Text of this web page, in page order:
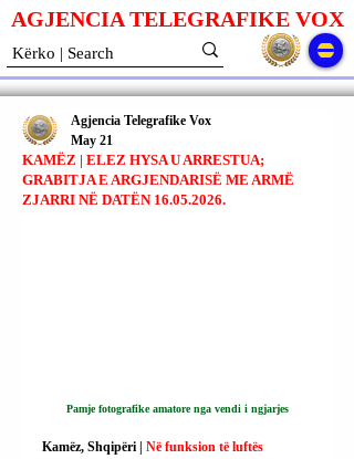
AGJENCIA TELEGRAFIKE VOX
KAMËZ | ELEZ HYSA U ARRESTUA;
GRABITJA E ARGJENDARISË ME ARMË
ZJARRI NË DATËN 16.05.2026.
Agjencia Telegrafike Vox
May 21
Pamje fotografike amatore nga vendi i ngjarjes
Kamëz, Shqipëri | Në funksion të luftës